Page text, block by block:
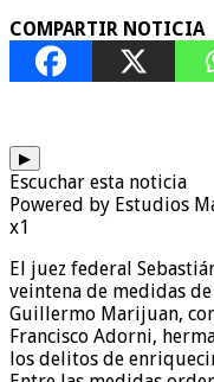
COMPARTIR NOTICIA
▶
Escuchar esta noticia
Powered by Estudios
x1
El juez federal
veintena de medidas
Guillermo Marijuan,
Francisco Adorni,
los delitos de